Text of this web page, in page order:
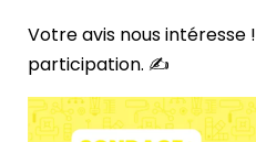
Votre avis nous intéresse !
participation. ✍️